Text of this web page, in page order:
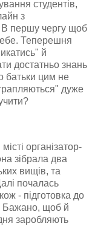
студентів,
з
першу чергу щоб
Теперешня
й
достатньо знань
батьки цим не
дуже
організатор-
зібрала два
вищів, та
почалась
- підготовка до
Бажано, щоб й
заробляють